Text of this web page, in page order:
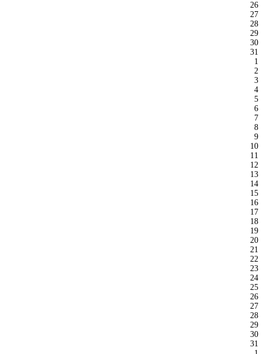
26
27
28
29
30
31
1
2
3
4
5
6
7
8
9
10
11
12
13
14
15
16
17
18
19
20
21
22
23
24
25
26
27
28
29
30
31